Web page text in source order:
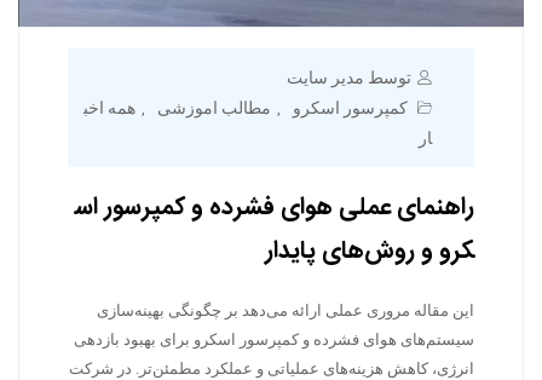
توسط مدیر سایت
کمپرسور اسکرو
, مطالب اموزشی , همه اخب
ار
راهنمای عملی هوای فشرده و کمپرسور اس
کرو و روش‌های پایدار
این مقاله مروری عملی ارائه می‌دهد بر چگونگی بهینه‌سازی
سیستم‌های هوای فشرده و کمپرسور اسکرو برای بهبود بازدهی
انرژی، کاهش هزینه‌های عملیاتی و عملکرد مطمئن‌تر. در شرکت